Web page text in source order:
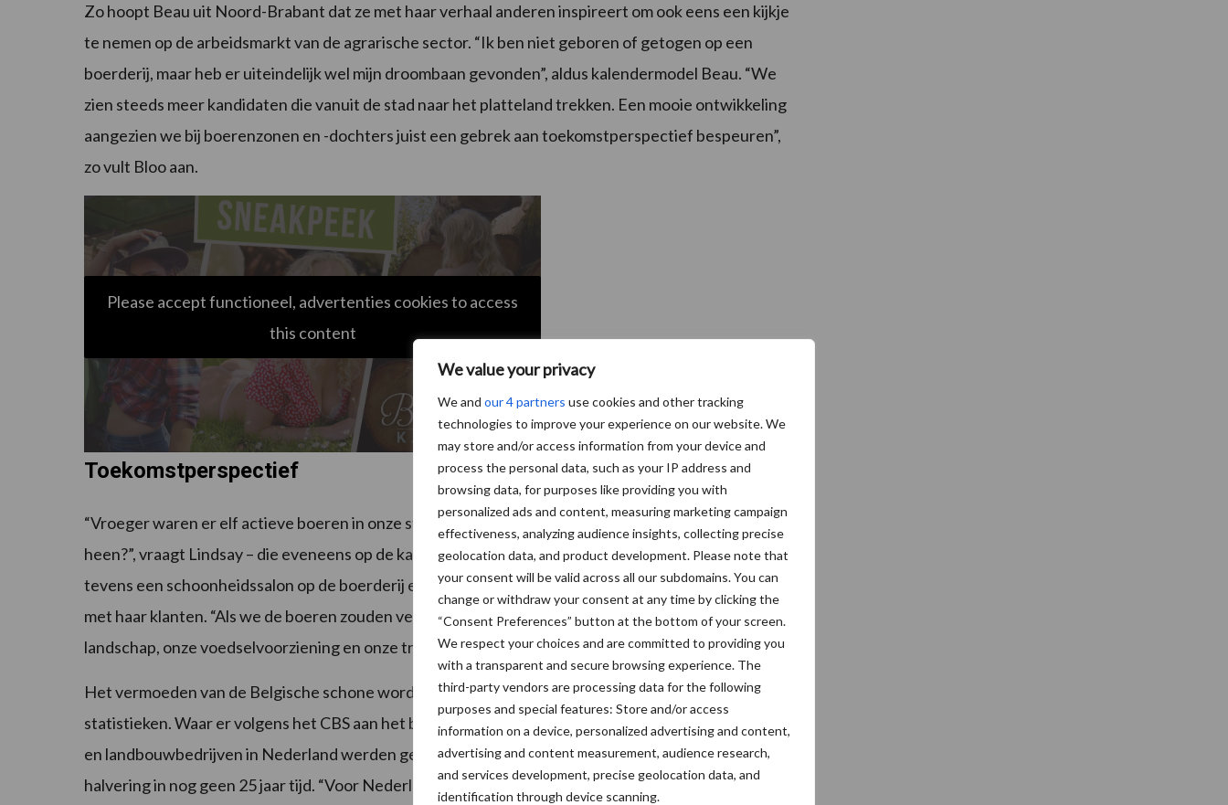
We value your privacy
We and our 4 partners use cookies and other tracking
technologies to improve your experience on our website. We
may store and/or access information from your device and
process the personal data, such as your IP address and
browsing data, for purposes like providing you with
personalized ads and content, measuring marketing campaign
effectiveness, analyzing audience insights, collecting precise
geolocation data, and product development. Please note that
your consent will be valid across all our subdomains. You can
change or withdraw your consent at any time by clicking the
“Consent Preferences” button at the bottom of your screen.
We respect your choices and are committed to providing you
with a transparent and secure browsing experience. The
third-party vendors are processing data for the following
purposes and special features: Store and/or access
information on a device, personalized advertising and content,
advertising and content measurement, audience research,
and services development, precise geolocation data, and
identification through device scanning.
Zo hoopt Beau uit Noord-Brabant dat ze met haar verhaal anderen inspireert om ook eens een kijkje
te nemen op de arbeidsmarkt van de agrarische sector. “Ik ben niet geboren of getogen op een
boerderij, maar heb er uiteindelijk wel mijn droombaan gevonden”, aldus kalendermodel Beau. “We
zien steeds meer kandidaten die vanuit de stad naar het platteland trekken. Een mooie ontwikkeling
aangezien we bij boerenzonen en -dochters juist een gebrek aan toekomstperspectief bespeuren”,
zo vult Bloo aan.
Please accept functioneel, advertenties cookies to access
this content
Toekomstperspectief
“Vroeger waren er elf actieve boeren in onze straat, maar nu zijn wij nog de enige. Waar gaat dit
heen?”, vraagt Lindsay – die eveneens op de kalender prijkt – zich af. Deze Belgische boerin runt
tevens een schoonheidssalon op de boerderij en deelt zowel haar passie als haar zorgen regelmatig
met haar klanten. “Als we de boeren zouden verliezen, gaat dat een enorme impact hebben op ons
landschap, onze voedselvoorziening en onze tradities”, zo vervolgt Lindsay haar verhaal.
Het vermoeden van de Belgische schone wordt in ieder geval in Nederland bevestigd door de
statistieken. Waar er volgens het CBS aan het begin van deze eeuw nog bijna 100.000 actieve tuin-
en landbouwbedrijven in Nederland werden geteld, waren dat er in 2023 nog 50.600. Bijna een
halvering in nog geen 25 jaar tijd. “Voor Nederlandse agrariërs lijkt er nu wat meer hoop te zijn met